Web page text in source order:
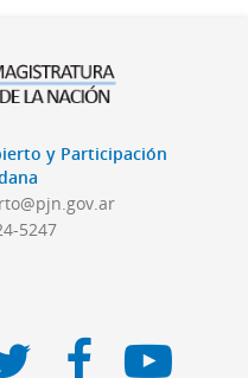
y Participación
5247